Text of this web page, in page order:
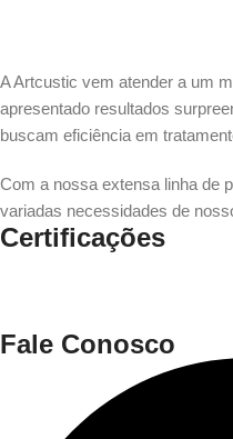
A Artcustic vem atender a um
apresentado resultados
buscam eficiência em
Com a nossa extensa linha de
variadas necessidades de
Certificações
Fale Conosco